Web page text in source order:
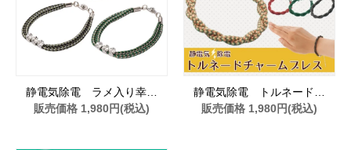
静電気除電 ラメ入り幸…
販売価格 1,980円(税込)
静電気除電 トルネード…
販売価格 1,980円(税込)